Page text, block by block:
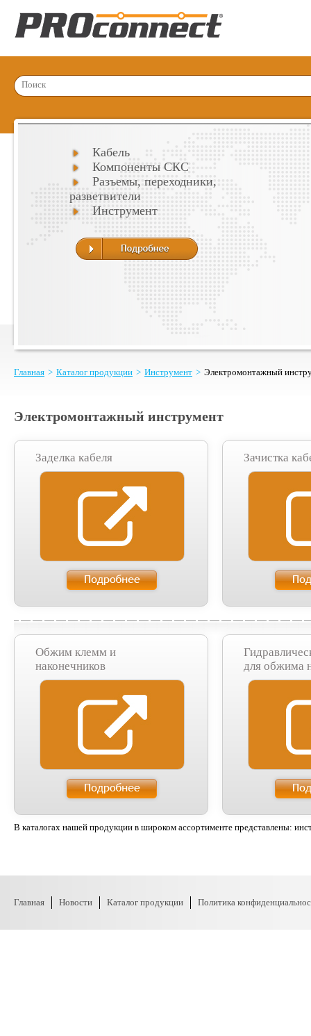
Кабель
Компоненты СКС
Разъемы, переходники,
разветвители
Инструмент
Главная > Каталог продукции > Инструмент > Электромонтажный
Электромонтажный инструмент
Заделка кабеля Зачистка
Обжим клемм и
наконечников
для обжима
В каталогах нашей продукции в широком ассортименте представлены:
Главная Новости Каталог продукции Политика